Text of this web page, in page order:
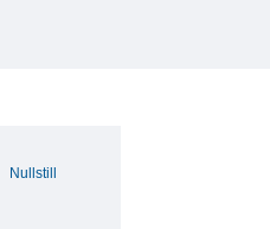
Nullstill